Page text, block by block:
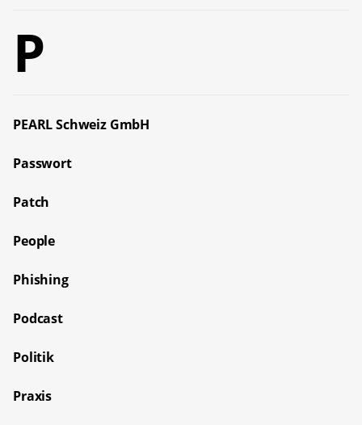
P
PEARL Schweiz GmbH
Passwort
Patch
People
Phishing
Podcast
Politik
Praxis